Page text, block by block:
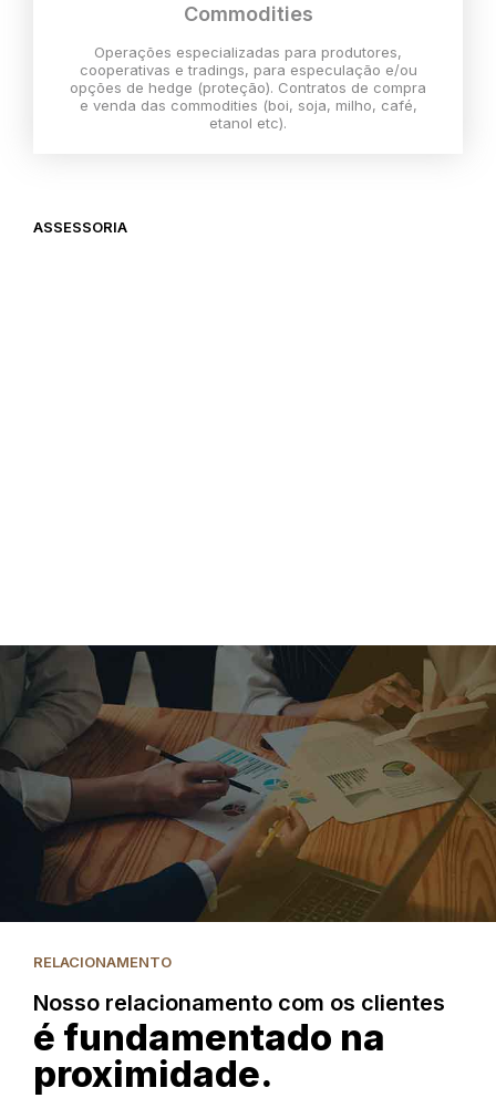
Commodities
Operações especializadas para produtores,
cooperativas e tradings, para especulação e/ou
opções de hedge (proteção). Contratos de compra
e venda das commodities (boi, soja, milho, café,
etanol etc).
ASSESSORIA
RELACIONAMENTO
Nosso relacionamento com os clientes
é fundamentado na
proximidade.